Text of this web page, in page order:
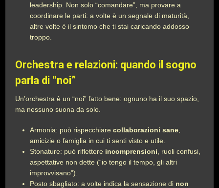
leadership. Non solo “comandare”, ma provare a
coordinare le parti: a volte è un segnale di maturità,
altre volte è il sintomo che ti stai caricando addosso
troppo.
Orchestra e relazioni: quando il sogno
parla di “noi”
Un’orchestra è un “noi” fatto bene: ognuno ha il suo spazio,
ma nessuno suona da solo.
Armonia: può rispecchiarecollaborazioni sane
amicizie o famiglia in cui ti senti visto e utile.
Stonature: può riflettere incomprensioni , ruoli confusi,
aspettative non dette (“io tengo il tempo, gli altri
improvvisano”).
Posto sbagliato: a volte indica la sensazione di non